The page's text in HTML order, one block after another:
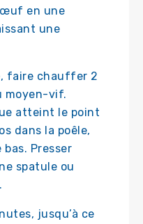
en une
une
faire chauffer 2
moyen-vif.
atteint le point
dans la poêle,
Presser
spatule ou
jusqu’à ce